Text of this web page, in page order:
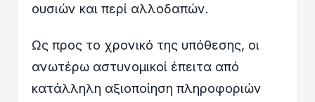
ουσιών και περί αλλοδαπών.
Ως προς το χρονικό της υπόθεσης, οι
ανωτέρω αστυνομικοί έπειτα από
κατάλληλη αξιοποίηση πληροφοριών